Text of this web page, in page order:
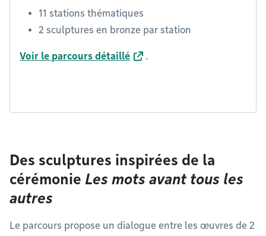
11 stations thématiques
2 sculptures en bronze par station
Voir le parcours détaillé .
Des sculptures inspirées de la
cérémonie Les mots avant tous les
autres
Le parcours propose un dialogue entre les œuvres de 2